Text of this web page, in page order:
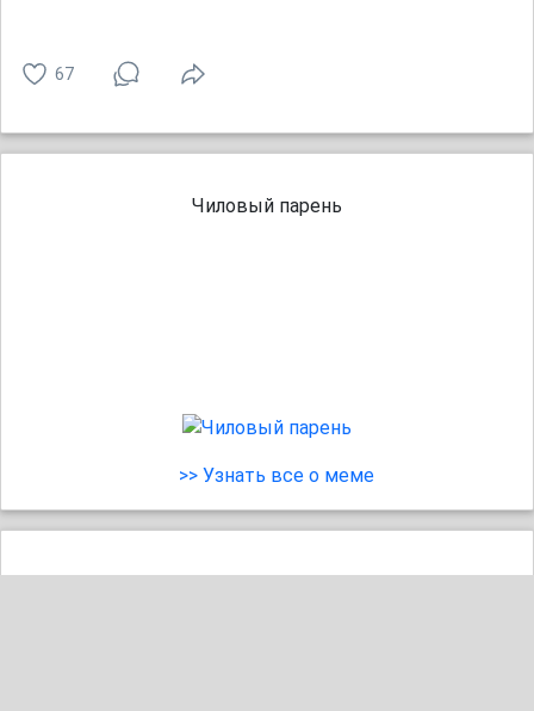
67
Чиловый парень
>> Узнать все о меме